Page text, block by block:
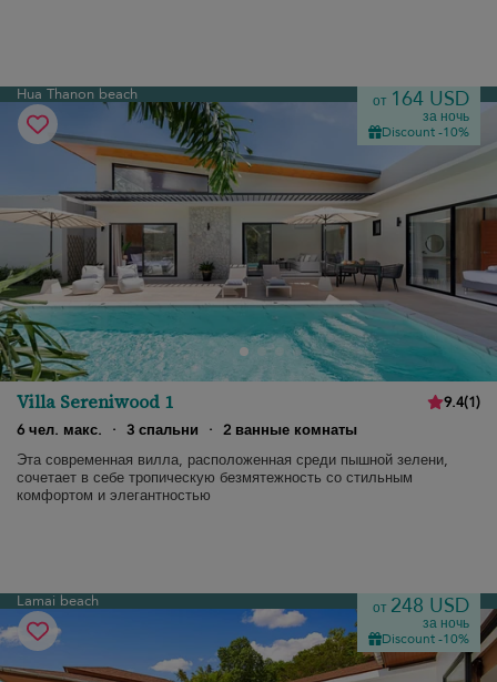
Hua Thanon beach от 164 USD
за ночь
Discount -10%
Villa Sereniwood 1 9.4(1)
6 чел. макс.
· 3 спальни · 2 ванные комнаты
Эта современная вилла, расположенная среди пышной зелени,
сочетает в себе тропическую безмятежность со стильным
комфортом и элегантностью
Lamai beach от 248 USD
за ночь
Discount -10%